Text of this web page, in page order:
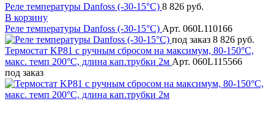
Реле температуры Danfoss (-30-15°C) 8 826 руб.
В корзину
Реле температуры Danfoss (-30-15°C) Арт. 060L110166
под заказ 8 826 руб.
Термостат KP81 с ручным сбросом на максимум, 80-150°C,
макс. темп 200°C, длина кап.трубки 2м Арт. 060L115566
под заказ